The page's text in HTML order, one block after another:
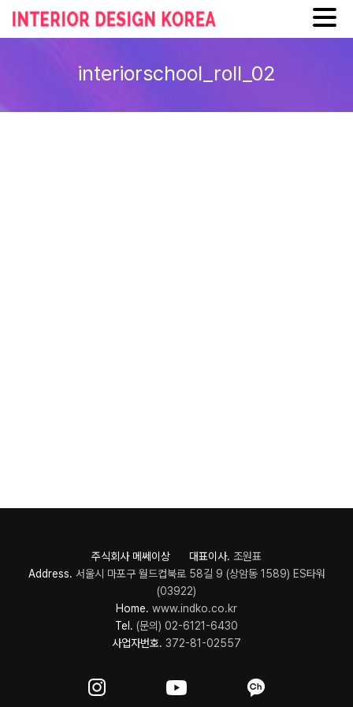
Skip
interiorschool_roll_02
주식회사 메쎄이상 대표이사. 조원표
Address. 서울시 마포구 월드컵북로 58길 9 (상암동 1589) ES타워
(03922)
Home. www.indko.co.kr
Tel. (문의) 02-6121-6430
사업자번호. 372-81-02557